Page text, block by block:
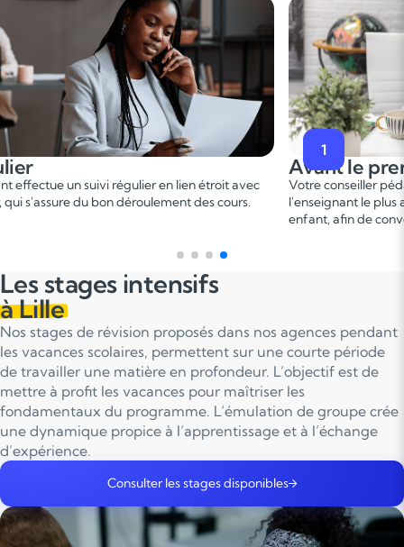
1
le premier cours
conseiller pédagogique vous met en relation avec
le plus adapté en fonction du profil de votre
afin de convenir d'une date pour un premier cours.
Ce 1er
points
sur le
Les stages intensifs
à Lille
Nos stages de révision proposés dans nos agences pendant
les vacances scolaires, permettent sur une courte période
de travailler une matière en profondeur. L’objectif est de
mettre à profit les vacances pour maîtriser les
fondamentaux du programme. L’émulation de groupe crée
une dynamique propice à l’apprentissage et à l’échange
d’expérience.
Consulter les stages disponibles